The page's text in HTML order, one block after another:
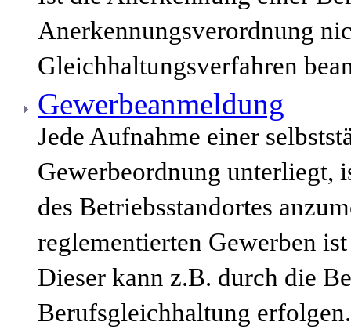
Anerkennungsverordnung
Gleichhaltungsverfahren
Gewerbeanmeldung
Jede Aufnahme einer
Gewerbeordnung unterliegt,
des Betriebsstandortes
reglementierten Gewerben
Dieser kann z.B. durch die
Berufsgleichhaltung erfolgen.